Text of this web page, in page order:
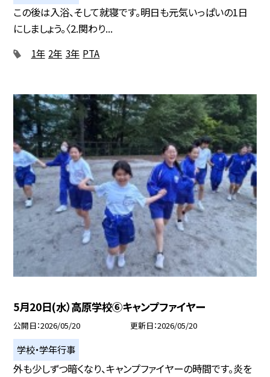
この後は入浴、そして就寝です。明日も元気いっぱいの1日
にしましょう。〈2.関わり...
1年 2年 3年 PTA
5月20日(水）高原学校⑥キャンプファイヤー
公開日 2026/05/20 更新日 2026/05/20
学校・学年行事
外も少しずつ暗くなり、キャンプファイヤーの時間です。炎を